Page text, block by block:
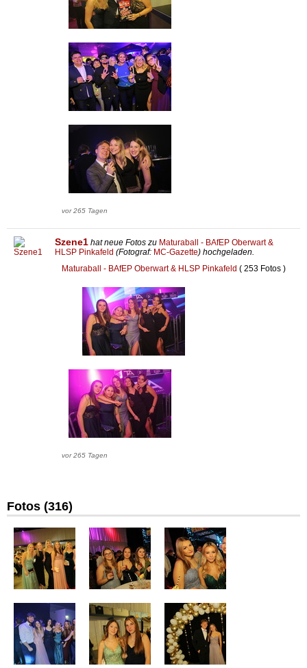
vor 265 Tagen
Szene1 hat neue Fotos zu Maturaball - BAfEP Oberwart &
HLSP Pinkafeld (Fotograf: MC-Gazette) hochgeladen.
Maturaball - BAfEP Oberwart & HLSP Pinkafeld ( 253 Fotos )
vor 265 Tagen
Fotos (316)